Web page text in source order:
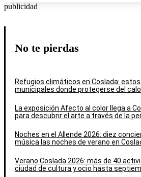
publicidad
No te pierdas
Refugios climáticos en Coslada:
municipales donde protegerse del
La exposición Afecto al color llega a
para descubrir el arte a través de la
Noches en el Allende 2026: diez
música las noches de verano en
Verano Coslada 2026: más de 40
ciudad de cultura y ocio hasta